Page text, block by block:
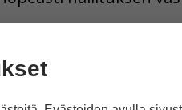
Turkin
poliisia on